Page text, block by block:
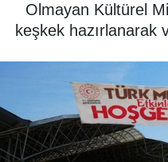
Olmayan Kültürel
keşkek hazırlanarak
SAĞLIK
ÇEVRE
YAŞAM